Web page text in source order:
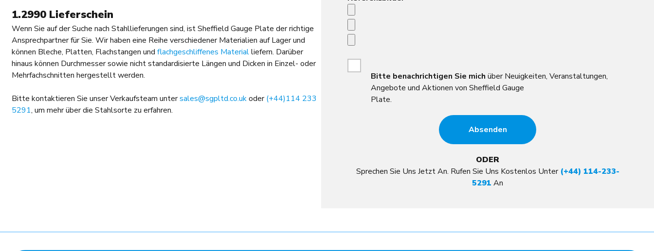
1.2990 Lieferschein
Wenn Sie auf der Suche nach Stahllieferungen sind, ist Sheffield Gauge Plate der richtige
Ansprechpartner für Sie. Wir haben eine Reihe verschiedener Materialien auf Lager und
können Bleche, Platten, Flachstangen und flachgeschliffenes Materialliefern. Darüber
hinaus können Durchmesser sowie nicht standardisierte Längen und Dicken in Einzel- oder
Mehrfachschnitten hergestellt werden.
Bitte kontaktieren Sie unser Verkaufsteam untersales@sgpltd.co.ukoder(+44)114 233
5291, um mehr über die Stahlsorte zu erfahren.
Bitte benachrichtigen Sie mich über Neuigkeiten, Veranstaltungen,
Angebote und Aktionen von Sheffield Gauge
Plate.
ODER
Sprechen Sie Uns Jetzt An. Rufen Sie Uns Kostenlos Unter (+44) 114-233-
5291 An